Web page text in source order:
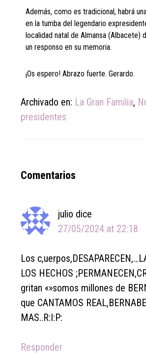
Además, como es tradicional, habrá
en la tumba del legendario
localidad natal de Almansa (Albacete)
un responso en su memoria.
¡Os espero! Abrazo fuerte. Gerardo.
Archivado en: La Gran Familia,
presidentes
Reader
Comentarios
julio dice
27/05/2024 at 22:18
Los
LOS HECHOS
gritan «»somos millones de
que CANTAMOS
MAS..R:I:P:
Responder